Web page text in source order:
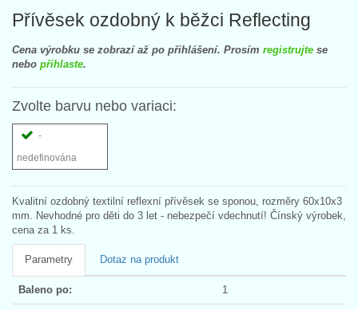
Přívěsek ozdobný k běžci Reflecting
Cena výrobku se zobrazí až po přihlášení. Prosím registrujte se
nebo přihlaste.
Zvolte barvu nebo variaci:
-
nedefinována
Kvalitní ozdobný textilní reflexní přívěsek se sponou, rozměry 60x10x3
mm. Nevhodné pro děti do 3 let - nebezpečí vdechnutí! Čínský výrobek,
cena za 1 ks.
Parametry Dotaz na produkt
Baleno po: 1